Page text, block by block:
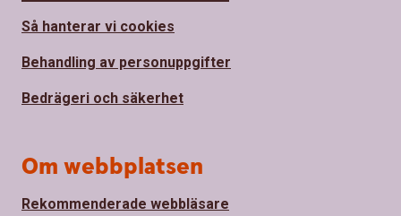
Så hanterar vi cookies
Behandling av personuppgifter
Bedrägeri och säkerhet
Om webbplatsen
Rekommenderade webbläsare